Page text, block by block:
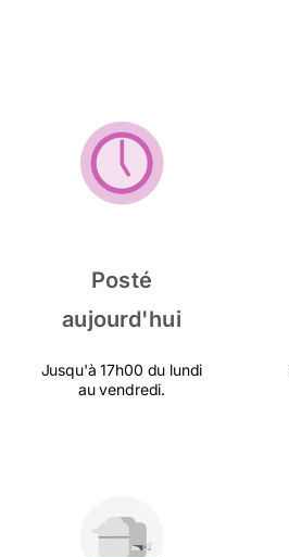
Posté
aujourd'hui
Jusqu'à 17h00 du lundi
au vendredi.